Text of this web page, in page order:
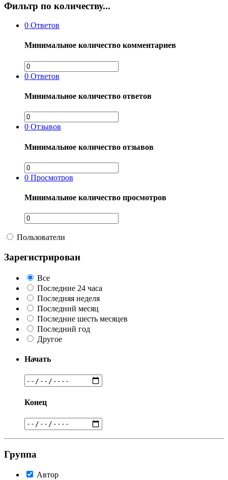
Фильтр по количеству...
0 Ответов
Минимальное количество комментариев
0 Ответов
Минимальное количество ответов
0 Отзывов
Минимальное количество отзывов
0 Просмотров
Минимальное количество просмотров
Пользователи
Зарегистрирован
Все
Последние 24 часа
Последняя неделя
Последний месяц
Последние шесть месяцев
Последний год
Другое
Начать
Конец
Группа
Автор